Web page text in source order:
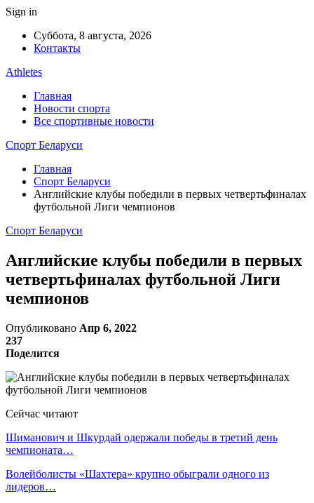
Sign in
Суббота, 8 августа, 2026
Контакты
Athletes
Главная
Новости спорта
Все спортивные новости
Спорт Беларуси
Главная
Спорт Беларуси
Английские клубы победили в первых четвертьфиналах
футбольной Лиги чемпионов
Спорт Беларуси
Английские клубы победили в первых
четвертьфиналах футбольной Лиги
чемпионов
Опубликовано Апр 6, 2022
237
Поделится
Сейчас читают
Шиманович и Шкурдай одержали победы в третий день
чемпионата…
Волейболисты «Шахтера» крупно обыграли одного из
лидеров…